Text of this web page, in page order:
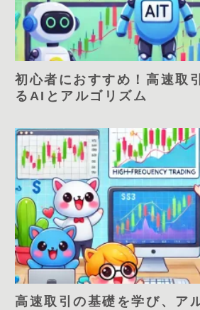
初心者におすすめ！高速取
るAIとアルゴリズム
高速取引の基礎を学び、ア